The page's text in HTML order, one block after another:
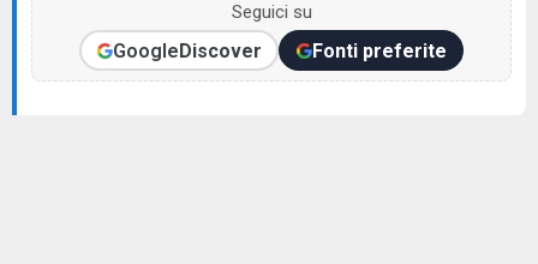
Seguici su
GoogleDiscover Fonti preferite